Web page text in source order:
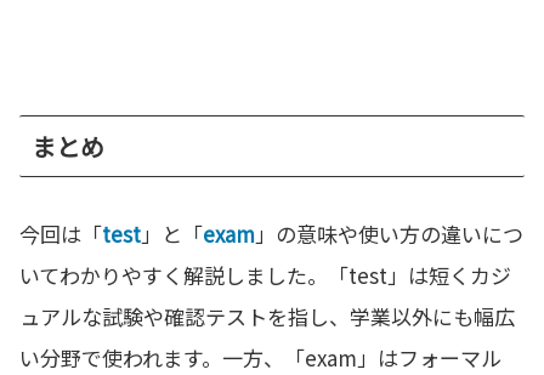
まとめ
今回は「test」と「exam」の意味や使い方の違いにつ
いてわかりやすく解説しました。「test」は短くカジ
ュアルな試験や確認テストを指し、学業以外にも幅広
い分野で使われます。一方、「exam」はフォーマル